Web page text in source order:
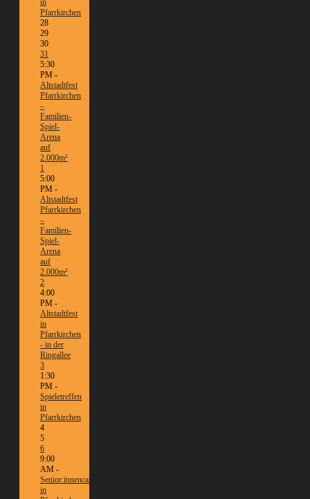
Pfarrkirchen
28
29
30
31
5:30
PM -
Altstadtfest
Pfarrkirchen
–
Familien-
Spiel-
Arena
auf
2.000m²
1
5:00
PM -
Altstadtfest
Pfarrkirchen
–
Familien-
Spiel-
Arena
auf
2.000m²
2
4:00
PM -
Altstadtfest
in
Pfarrkirchen
- in der
Ringallee
3
1:30
PM -
Spieletreffen
in
Pfarrkirchen
4
5
6
9:00
AM -
Senior:innencafé
in